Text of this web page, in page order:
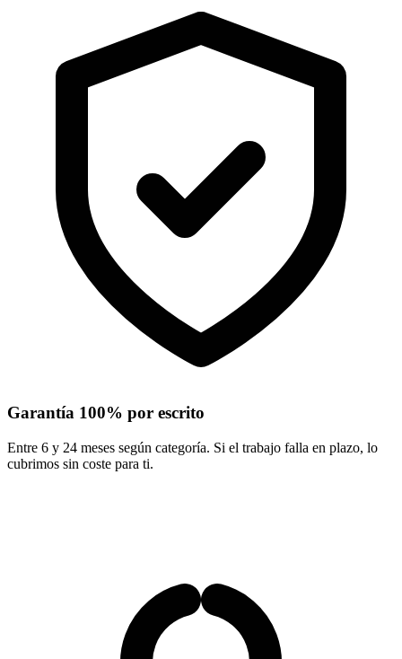
Garantía 100% por escrito
Entre 6 y 24 meses según categoría. Si el trabajo falla en plazo, lo
cubrimos sin coste para ti.